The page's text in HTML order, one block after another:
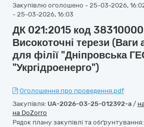
Закупівлю оголошено - 25-03-2026,
- 25-03-2026, 16:03
ДК 021:2015 код
Високоточні терези (Ваги
для філії "Дніпровська
"Укргідроенерго")
Оголошення про проведення.pdf
Закупівля: UA-2026-03-25-012392-a /
на DoZorro
Рядок плану закупівлі та обґрунтування: